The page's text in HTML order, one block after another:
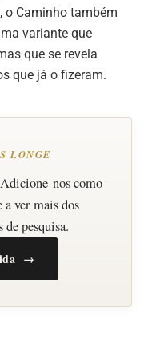
o Caminho também
variante que
que se revela
que já o fizeram.
LONGE
nos como
a ver mais dos
de pesquisa.
→